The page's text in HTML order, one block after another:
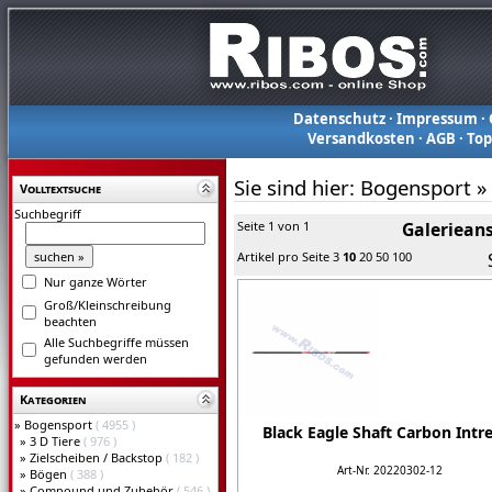
Datenschutz· Impressum ·
Versandkosten ·AGB ·
Volltextsuche
Suchbegriff
Nur ganze Wörter
Groß/Kleinschreibung
beachten
Alle Suchbegriffe müssen
gefunden werden
Kategorien
» Bogensport ( 4955 )
» 3 D Tiere ( 976 )
» Zielscheiben / Backstop ( 182 )
» Bögen ( 388 )
Sie sind hier: Bogensport »
Seite 1 von 1
Artikel pro Seite 3 10 20 50 100
Black Eagle Shaft Carbon
Art-Nr. 20220302-12